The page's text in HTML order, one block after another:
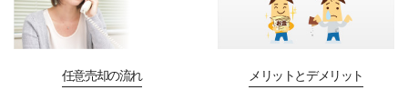
任意売却の流れ メリットとデメリット